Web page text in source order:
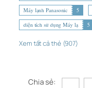
Máy lạnh Panasonic
5
diện tích sử dụng Máy lạ
5
Xem tất cả thẻ (907)
Chia sẻ: